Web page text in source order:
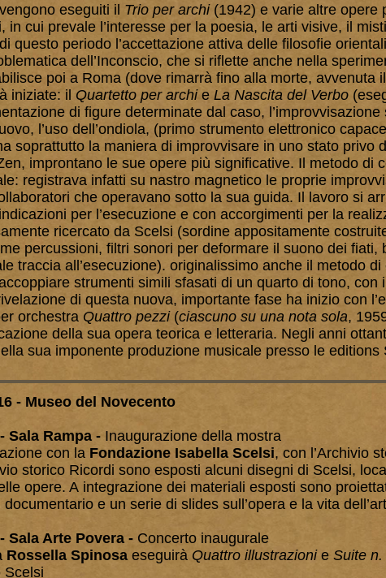
eseguiti il Trio per archi(1942) e varie altre opere
in cui prevale l’interesse per la poesia, le arti visive, il
di questo periodo l’accettazione attiva delle filosofie
dell’Inconscio, che si riflette anche nella
poi a Roma (dove rimarrà fino alla morte, avvenuta
iniziate: il Quartetto per archie La Nascita del Verbo
di figure determinate dal caso,
l’uso dell’ondiola, (primo strumento elettronico
soprattutto la maniera di improvvisare in uno stato privo
improntano le sue opere più significative. Il metodo di
registrava infatti su nastro magnetico le proprie
che operavano sotto la sua guida. Il lavoro si
per l’esecuzione e con accorgimenti per la
ricercato da Scelsi (sordine appositamente
percussioni, filtri sonori per deformare il suono dei fiati,
traccia all’esecuzione). originalissimo anche il metodo
strumenti simili sfasati di un quarto di tono, con
di questa nuova, importante fase ha inizio con
orchestra Quattro pezzi(ciascuno su una nota sola,
della sua opera teorica e letteraria. Negli anni
sua imponente produzione musicale presso le editions
- Museo del Novecento
- Sala Rampa - Inaugurazione della mostra
con la Fondazione Isabella Scelsi, con l’Archivio
storico Ricordi sono esposti alcuni disegni di Scelsi,
opere. A integrazione dei materiali esposti sono
e un serie di slides sull’opera e la vita
Sala Arte Povera - Concerto inaugurale
Rossella Spinosa eseguirà Quattro illustrazionie Suite n.
Scelsi